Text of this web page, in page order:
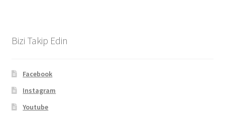
Bizi Takip Edin
Facebook
Instagram
Youtube